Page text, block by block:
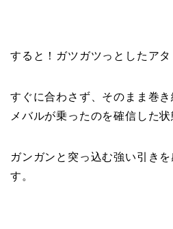
すると！ガツガツっとしたアタ
すぐに合わさず、そのまま巻
メバルが乗ったのを確信した
ガンガンと突っ込む強い引き
す。